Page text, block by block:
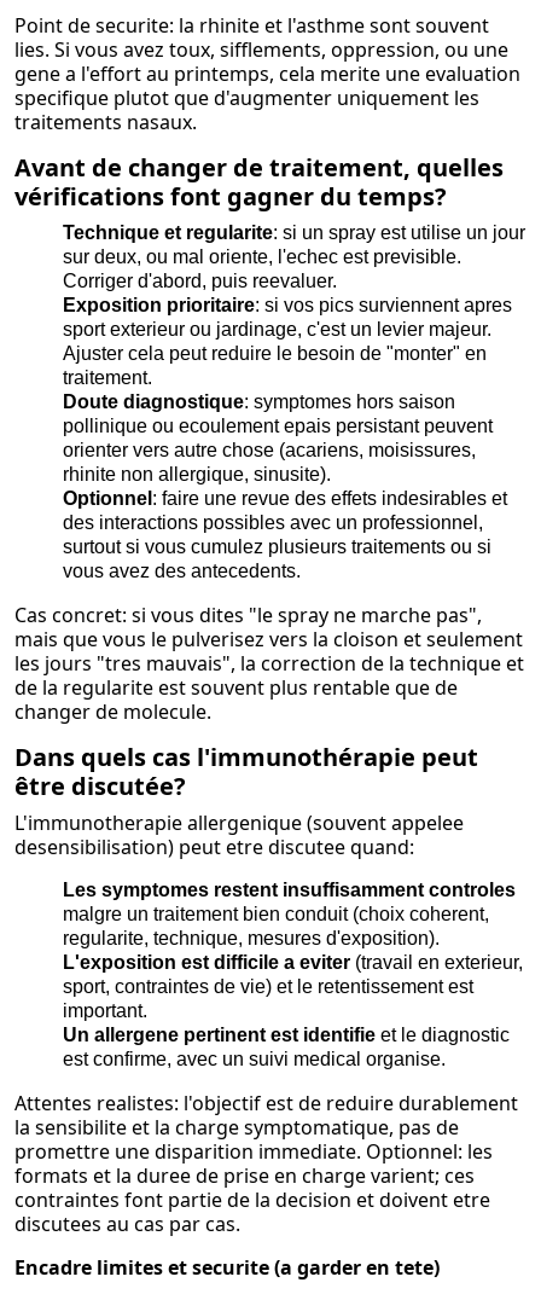
Point de securite: la rhinite et l'asthme sont souvent
lies. Si vous avez toux, sifflements, oppression, ou une
gene a l'effort au printemps, cela merite une evaluation
specifique plutot que d'augmenter uniquement les
traitements nasaux.
Avant de changer de traitement, quelles
vérifications font gagner du temps?
Technique et regularite: si un spray est utilise un jour
sur deux, ou mal oriente, l'echec est previsible.
Corriger d'abord, puis reevaluer.
Exposition prioritaire: si vos pics surviennent apres
sport exterieur ou jardinage, c'est un levier majeur.
Ajuster cela peut reduire le besoin de "monter" en
traitement.
Doute diagnostique: symptomes hors saison
pollinique ou ecoulement epais persistant peuvent
orienter vers autre chose (acariens, moisissures,
rhinite non allergique, sinusite).
Optionnel : faire une revue des effets indesirables et
des interactions possibles avec un professionnel,
surtout si vous cumulez plusieurs traitements ou si
vous avez des antecedents.
Cas concret: si vous dites "le spray ne marche pas",
mais que vous le pulverisez vers la cloison et seulement
les jours "tres mauvais", la correction de la technique et
de la regularite est souvent plus rentable que de
changer de molecule.
Dans quels cas l'immunothérapie peut
être discutée?
L'immunotherapie allergenique (souvent appelee
desensibilisation) peut etre discutee quand:
Les symptomes restent insuffisamment controles
malgre un traitement bien conduit (choix coherent,
regularite, technique, mesures d'exposition).
L'exposition est difficile a eviter (travail en exterieur,
sport, contraintes de vie) et le retentissement est
important.
Un allergene pertinent est identifie et le diagnostic
est confirme, avec un suivi medical organise.
Attentes realistes: l'objectif est de reduire durablement
la sensibilite et la charge symptomatique, pas de
promettre une disparition immediate. Optionnel: les
formats et la duree de prise en charge varient; ces
contraintes font partie de la decision et doivent etre
discutees au cas par cas.
Encadre limites et securite (a garder en tete)